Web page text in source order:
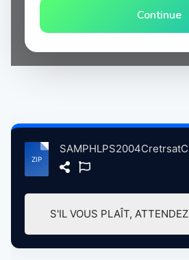
Continue
S'IL VOUS PLAÎT, ATTENDEZ